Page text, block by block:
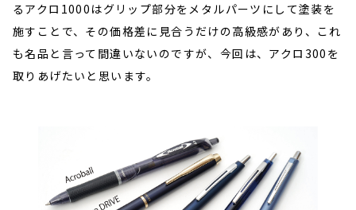
るアクロ1000はグリップ部分をメタルパーツにして塗装を
施すことで、その価格差に見合うだけの高級感があり、これ
も名品と言って間違いないのですが、今回は、アクロ300を
取りあげたいと思います。